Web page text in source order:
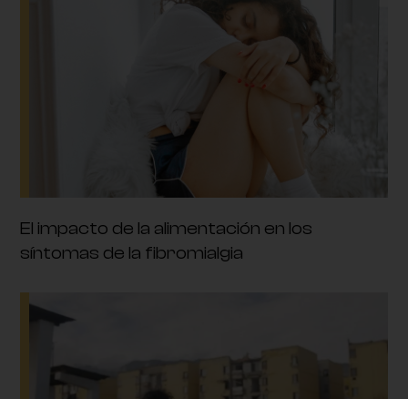
El impacto de la alimentación en los
síntomas de la fibromialgia